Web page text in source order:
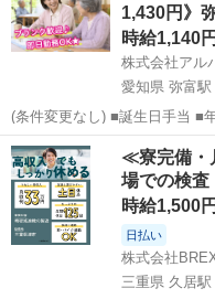
1,430円》
時給1,140円
株式会社アル
愛知県 弥富駅
(条件変更なし) ■誕生日手当 ■
給(上限…
愛知 弥富市 弥富駅
≪寮完備・
場での検査
時給1,500円
日払い
株式会社
三重県 久居駅